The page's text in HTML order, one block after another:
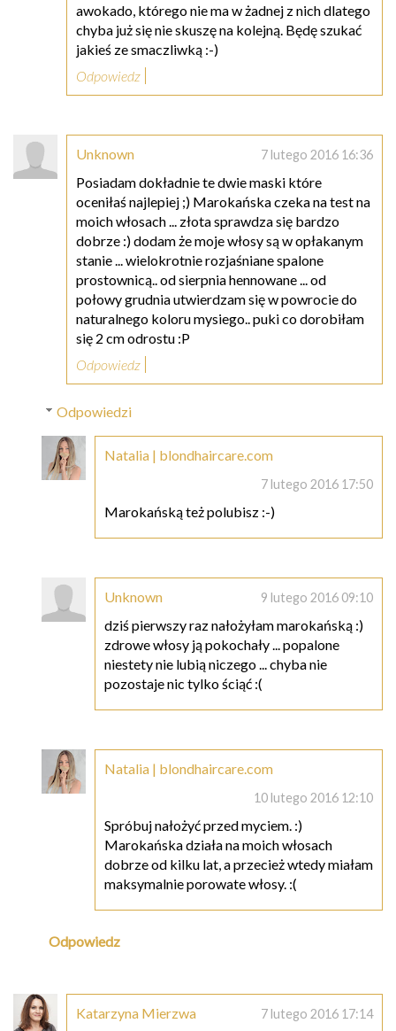
awokado, którego nie ma w żadnej z nich dlatego
chyba już się nie skuszę na kolejną. Będę szukać
jakieś ze smaczliwką :-)
Odpowiedz
Unknown 7 lutego 2016 16:36
Posiadam dokładnie te dwie maski które
oceniłaś najlepiej ;) Marokańska czeka na test na
moich włosach ... złota sprawdza się bardzo
dobrze :) dodam że moje włosy są w opłakanym
stanie ... wielokrotnie rozjaśniane spalone
prostownicą.. od sierpnia hennowane ... od
połowy grudnia utwierdzam się w powrocie do
naturalnego koloru mysiego.. puki co dorobiłam
się 2 cm odrostu :P
Odpowiedz
Odpowiedzi
Natalia | blondhaircare.com
7 lutego 2016 17:50
Marokańską też polubisz :-)
Unknown 9 lutego 2016 09:10
dziś pierwszy raz nałożyłam marokańską :)
zdrowe włosy ją pokochały ... popalone
niestety nie lubią niczego ... chyba nie
pozostaje nic tylko ściąć :(
Natalia | blondhaircare.com
10 lutego 2016 12:10
Spróbuj nałożyć przed myciem. :)
Marokańska działa na moich włosach
dobrze od kilku lat, a przecież wtedy miałam
maksymalnie porowate włosy. :(
Odpowiedz
Katarzyna Mierzwa 7 lutego 2016 17:14